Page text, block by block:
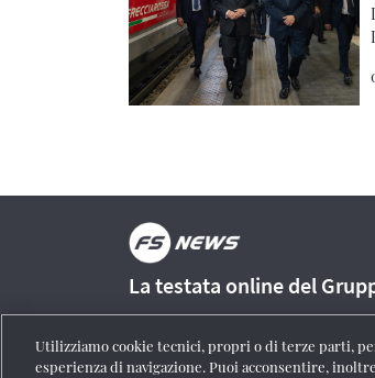
La testata online del
Utilizziamo cookie tecnici, propri o di terze parti,
esperienza di navigazione. Puoi acconsentire,